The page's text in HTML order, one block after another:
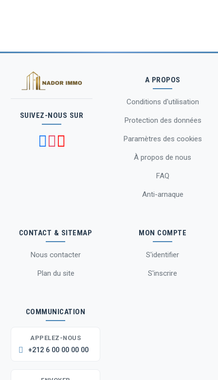
SUIVEZ-NOUS SUR
A PROPOS
Conditions d'utilisation
Protection des données
Paramètres des cookies
À propos de nous
FAQ
Anti-arnaque
CONTACT & SITEMAP
Nous contacter
Plan du site
MON COMPTE
S'identifier
S'inscrire
COMMUNICATION
APPELEZ-NOUS
+212 6 00 00 00 00